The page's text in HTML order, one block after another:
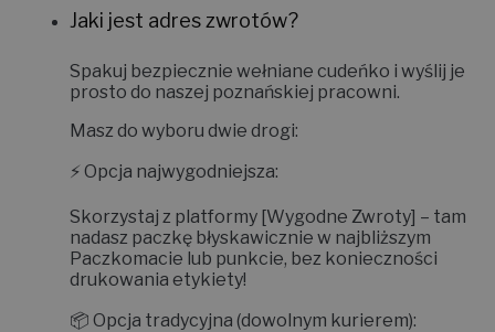
Jaki jest adres zwrotów?
Spakuj bezpiecznie wełniane cudeńko i wyślij je
prosto do naszej poznańskiej pracowni.
Masz do wyboru dwie drogi:
⚡ Opcja najwygodniejsza:
Skorzystaj z platformy [Wygodne Zwroty] – tam
nadasz paczkę błyskawicznie w najbliższym
Paczkomacie lub punkcie, bez konieczności
drukowania etykiety!
📦 Opcja tradycyjna (dowolnym kurierem):